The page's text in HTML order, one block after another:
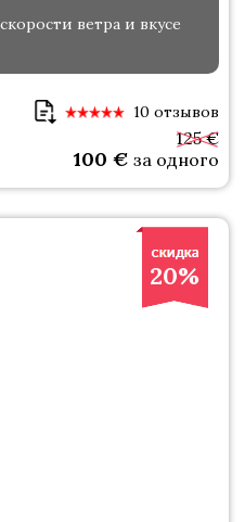
ветра и вкусе
10 отзывов
100 € за одного
125 €
20%